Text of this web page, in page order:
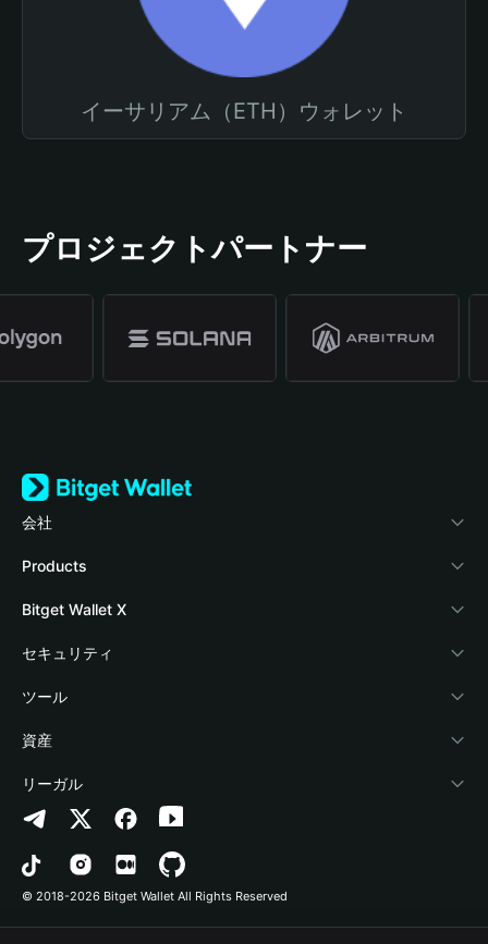
イーサリアム（ETH）ウォレット
プロジェクトパートナー
会社
Bitget Walletについて
ブログ
アカデミー
暗号資産ニュース
Help Center
お問い合わせ
ブランドリソース
キャリア
Products
Crypto Card
Stablecoin Earn
Payfi Crypto
Crypto Swap API
Altcoin Season Index
Prediction Markets
DApp
Bitget Wallet X
デベロッパー
ウォレットを接続
Bitget Wallet Pay
プロジェクトを掲載
セキュリティ
保護基金
セキュリティ技術
ツール
暗号資産を購入
認証検出
コントラクト検出
一括送金
資産
Arbitrum
Avalanche
Bitcoin
リーガル
プライバシーポリシー
利用規約
© 2018-2026 Bitget Wallet All Rights Reserved